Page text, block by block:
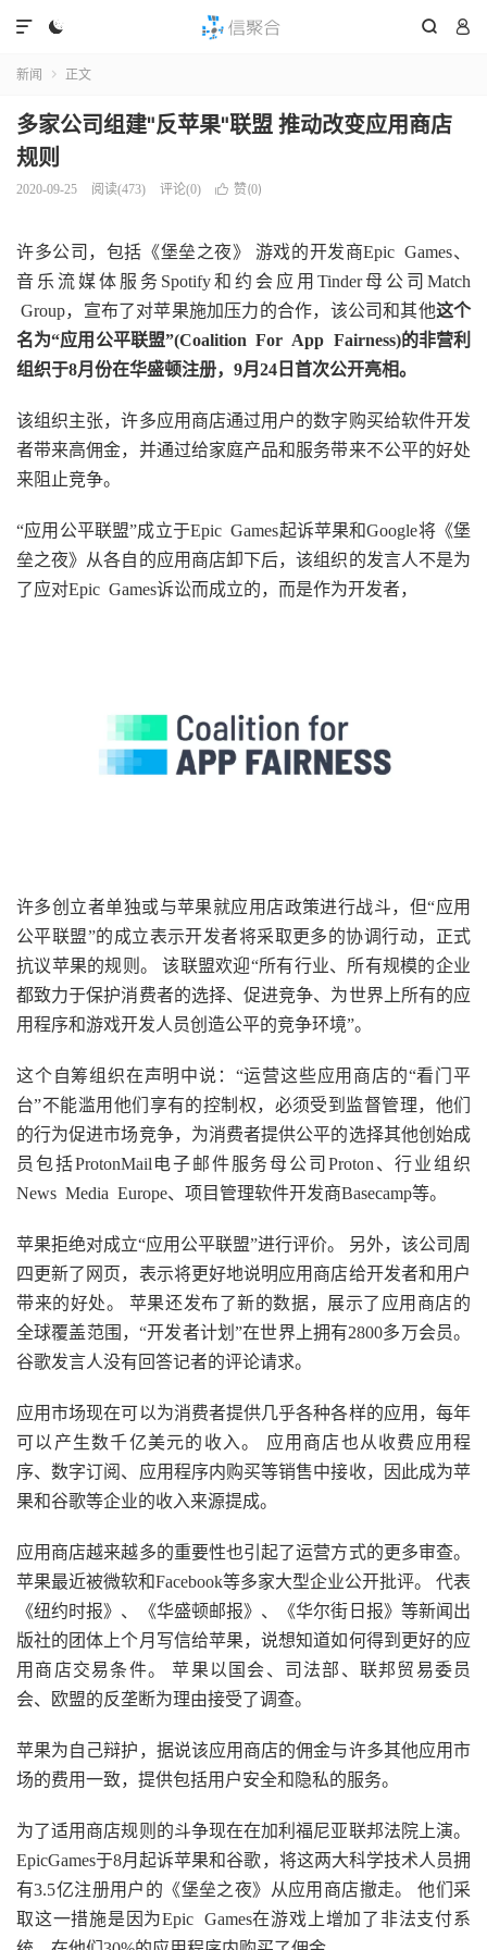
  

新闻  正文
多家公司组建"反苹果"联盟 推动改变应用商店
规则
2020-09-25 阅读(473) 评论(0)  赞(0)
许多公司，包括《堡垒之夜》 游戏的开发商Epic Games、
音乐流媒体服务Spotify和约会应用Tinder母公司Match
Group，宣布了对苹果施加压力的合作，该公司和其他这个
名为“应用公平联盟”(Coalition For App Fairness)的非营利
组织于8月份在华盛顿注册，9月24日首次公开亮相。
该组织主张，许多应用商店通过用户的数字购买给软件开发
者带来高佣金，并通过给家庭产品和服务带来不公平的好处
来阻止竞争。
“应用公平联盟”成立于Epic Games起诉苹果和Google将《堡
垒之夜》从各自的应用商店卸下后，该组织的发言人不是为
了应对Epic Games诉讼而成立的，而是作为开发者，
许多创立者单独或与苹果就应用店政策进行战斗，但“应用
公平联盟”的成立表示开发者将采取更多的协调行动，正式
抗议苹果的规则。 该联盟欢迎“所有行业、所有规模的企业
都致力于保护消费者的选择、促进竞争、为世界上所有的应
用程序和游戏开发人员创造公平的竞争环境”。
这个自筹组织在声明中说：“运营这些应用商店的“看门平
台”不能滥用他们享有的控制权，必须受到监督管理，他们
的行为促进市场竞争，为消费者提供公平的选择其他创始成
员包括ProtonMail电子邮件服务母公司Proton、行业组织
News Media Europe、项目管理软件开发商Basecamp等。
苹果拒绝对成立“应用公平联盟”进行评价。 另外，该公司周
四更新了网页，表示将更好地说明应用商店给开发者和用户
带来的好处。 苹果还发布了新的数据，展示了应用商店的
全球覆盖范围，“开发者计划”在世界上拥有2800多万会员。
谷歌发言人没有回答记者的评论请求。
应用市场现在可以为消费者提供几乎各种各样的应用，每年
可以产生数千亿美元的收入。 应用商店也从收费应用程
序、数字订阅、应用程序内购买等销售中接收，因此成为苹
果和谷歌等企业的收入来源提成。
应用商店越来越多的重要性也引起了运营方式的更多审查。
苹果最近被微软和Facebook等多家大型企业公开批评。 代表
《纽约时报》、《华盛顿邮报》、《华尔街日报》等新闻出
版社的团体上个月写信给苹果，说想知道如何得到更好的应
用商店交易条件。 苹果以国会、司法部、联邦贸易委员
会、欧盟的反垄断为理由接受了调查。
苹果为自己辩护，据说该应用商店的佣金与许多其他应用市
场的费用一致，提供包括用户安全和隐私的服务。
为了适用商店规则的斗争现在在加利福尼亚联邦法院上演。
EpicGames于8月起诉苹果和谷歌，将这两大科学技术人员拥
有3.5亿注册用户的《堡垒之夜》从应用商店撤走。 他们采
取这一措施是因为Epic Games在游戏上增加了非法支付系